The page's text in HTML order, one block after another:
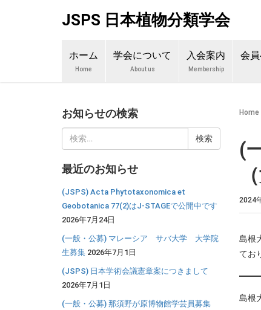
JSPS 日本植物分類学会
ホーム
Home
学会について
About us
入会案内
Membership
会
Home
(
2024
島根
てお
島根
お知らせの検索
索:
最近のお知らせ
(JSPS) Acta Phytotaxonomica et
Geobotanica 77(2)はJ-STAGEで公開中です
2026年7月24日
(一般・公募) マレーシア サバ大学 大学院
生募集 2026年7月1日
(JSPS) 日本学術会議憲章案につきまして
2026年7月1日
(一般・公募) 那須野が原博物館学芸員募集